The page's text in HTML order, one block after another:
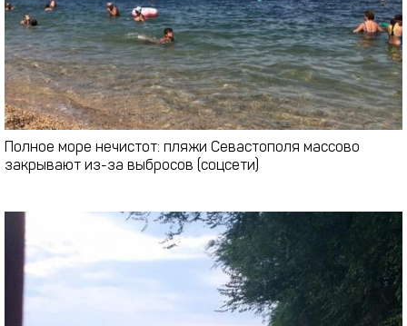
Полное море нечистот: пляжи Севастополя массово
закрывают из-за выбросов (соцсети)